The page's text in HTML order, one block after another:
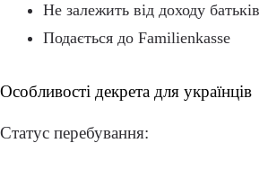
Не залежить від доходу батьків
Подається до Familienkasse
Особливості декрета для українців
Статус перебування: